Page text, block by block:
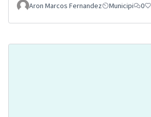
Aron Marcos Fernandez Municipi 0